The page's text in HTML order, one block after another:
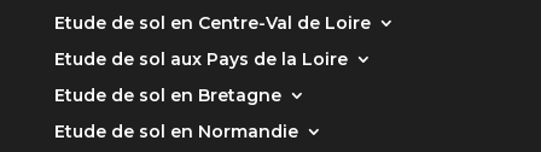
Etude de sol en Centre-Val de Loire
Etude de sol aux Pays de la Loire
Etude de sol en Bretagne
Etude de sol en Normandie